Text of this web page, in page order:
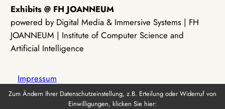
Exhibits @ FH JOANNEUM
powered by Digital Media & Immersive Systems | FH
JOANNEUM | Institute of Computer Science and
Artificial Intelligence
Impressum
Zum Ändern Ihrer Datenschutzeinstellung, z.B. Erteilung oder Widerruf von
Einwilligungen, klicken Sie hier: